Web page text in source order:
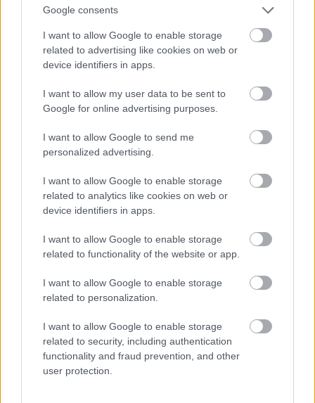
Google consents
I want to allow Google to enable storage
related to advertising like cookies on web or
device identifiers in apps.
I want to allow my user data to be sent to
Google for online advertising purposes.
I want to allow Google to send me
personalized advertising.
I want to allow Google to enable storage
related to analytics like cookies on web or
device identifiers in apps.
I want to allow Google to enable storage
related to functionality of the website or app.
I want to allow Google to enable storage
related to personalization.
I want to allow Google to enable storage
related to security, including authentication
functionality and fraud prevention, and other
user protection.